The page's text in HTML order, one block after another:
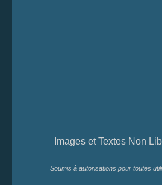
Images et Textes Non
Soumis à autorisations pour toutes